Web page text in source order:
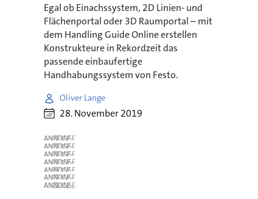
Egal ob Einachssystem, 2D Linien- und
Flächenportal oder 3D Raumportal – mit
dem Handling Guide Online erstellen
Konstrukteure in Rekordzeit das
passende einbaufertige
Handhabungssystem von Festo.
Oliver Lange
28. November 2019
ANZEIGE
ANZEIGE
ANZEIGE
ANZEIGE
ANZEIGE
ANZEIGE
ANZEIGE